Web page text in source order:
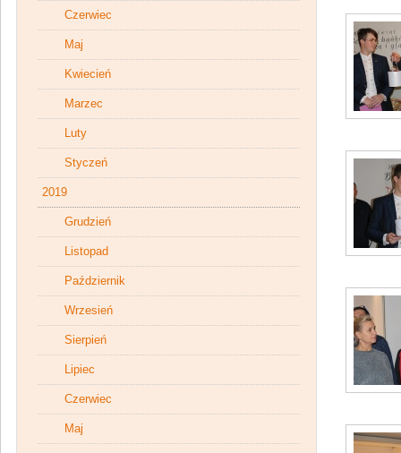
Czerwiec
Maj
Kwiecień
Marzec
Luty
Styczeń
2019
Grudzień
Listopad
Październik
Wrzesień
Sierpień
Lipiec
Czerwiec
Maj